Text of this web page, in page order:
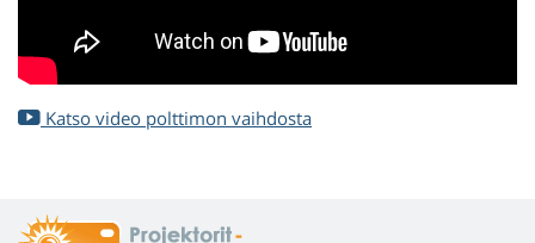
Katso video polttimon vaihdosta